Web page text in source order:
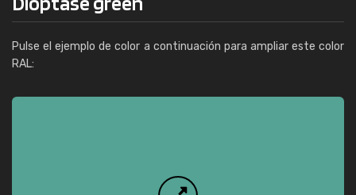
Pulse el ejemplo de color a continuación para ampliar este color
RAL: